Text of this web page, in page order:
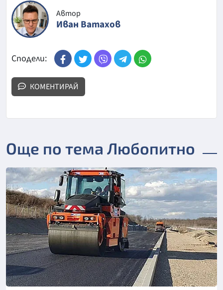
Автор
Иван Ватахов
Сподели:
КОМЕНТИРАЙ
Още по тема Любопитно